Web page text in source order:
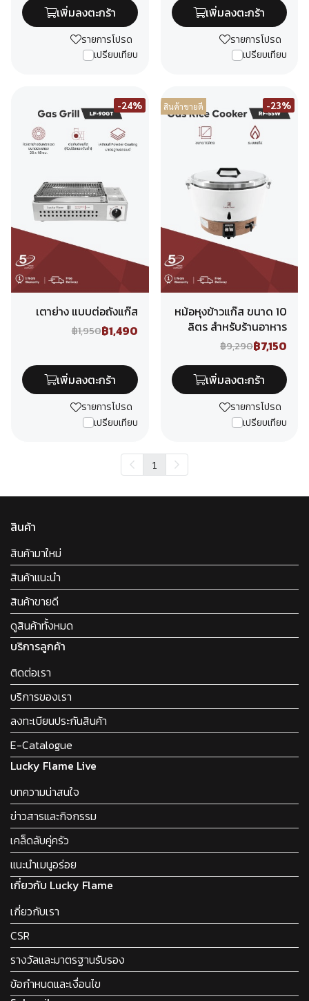
เพิ่มลงตะกร้า
รายการโปรด
เปรียบเทียบ
เพิ่มลงตะกร้า
รายการโปรด
เปรียบเทียบ
-24%
เตาย่าง แบบต่อถังแก๊ส
฿1,950฿1,490
เพิ่มลงตะกร้า
รายการโปรด
เปรียบเทียบ
สินค้าขายดี -23%
หม้อหุงข้าวแก๊ส ขนาด 10
ลิตร สำหรับร้านอาหาร
฿9,290฿7,150
เพิ่มลงตะกร้า
รายการโปรด
เปรียบเทียบ
1
สินค้า
สินค้ามาใหม่
สินค้าแนะนำ
สินค้าขายดี
ดูสินค้าทั้งหมด
บริการลูกค้า
ติดต่อเรา
บริการของเรา
ลงทะเบียนประกันสินค้า
E-Catalogue
Lucky Flame Live
บทความน่าสนใจ
ข่าวสารและกิจกรรม
เคล็ดลับคู่ครัว
แนะนำเมนูอร่อย
เกี่ยวกับ Lucky Flame
เกี่ยวกับเรา
CSR
รางวัลและมาตรฐานรับรอง
ข้อกำหนดและเงื่อนไข